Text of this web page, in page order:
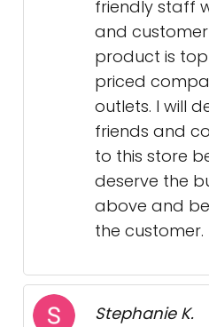
friendly staff
and
product is
priced
outlets. I will
friends and
to this store
deserve the
above and
the customer.
Stephanie K.